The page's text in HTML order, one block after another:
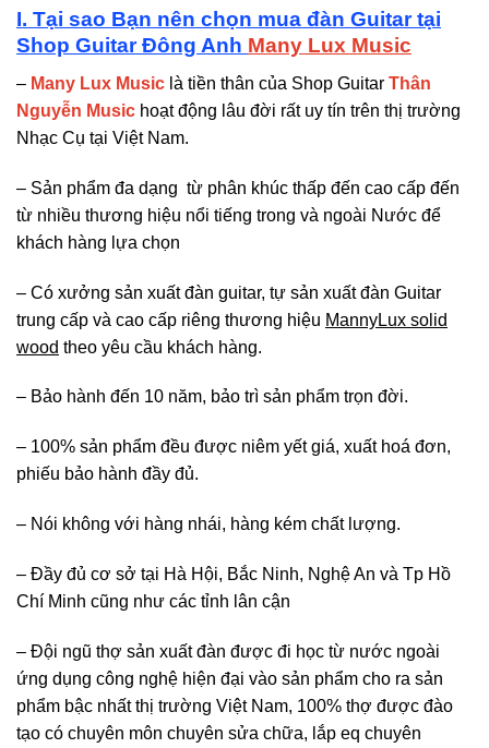
I. Tại sao Bạn nên chọn mua đàn Guitar tại
Shop Guitar Đông Anh Many Lux Music
– Many Lux Music là tiền thân của Shop Guitar Thân
Nguyễn Music hoạt động lâu đời rất uy tín trên thị trường
Nhạc Cụ tại Việt Nam.
– Sản phẩm đa dạng từ phân khúc thấp đến cao cấp đến
từ nhiều thương hiệu nổi tiếng trong và ngoài Nước để
khách hàng lựa chọn
– Có xưởng sản xuất đàn guitar, tự sản xuất đàn Guitar
trung cấp và cao cấp riêng thương hiệu MannyLux solid
wood theo yêu cầu khách hàng.
– Bảo hành đến 10 năm, bảo trì sản phẩm trọn đời.
– 100% sản phẩm đều được niêm yết giá, xuất hoá đơn,
phiếu bảo hành đầy đủ.
– Nói không với hàng nhái, hàng kém chất lượng.
– Đầy đủ cơ sở tại Hà Hội, Bắc Ninh, Nghệ An và Tp Hồ
Chí Minh cũng như các tỉnh lân cận
– Đội ngũ thợ sản xuất đàn được đi học từ nước ngoài
ứng dụng công nghệ hiện đại vào sản phẩm cho ra sản
phẩm bậc nhất thị trường Việt Nam, 100% thợ được đào
tạo có chuyên môn chuyên sửa chữa, lắp eq chuyên